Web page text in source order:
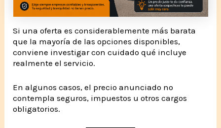
Si una oferta es considerablemente más barata
que la mayoría de las opciones disponibles,
conviene investigar con cuidado qué incluye
realmente el servicio.
En algunos casos, el precio anunciado no
contempla seguros, impuestos u otros cargos
obligatorios.